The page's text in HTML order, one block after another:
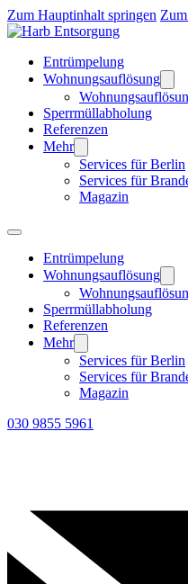
Zum Hauptinhalt springen
Entrümpelung
Wohnungsauflösung
Sperrmüllabholung
Referenzen
Mehr
Services für Berlin
Services für
Magazin
Entrümpelung
Wohnungsauflösung
Sperrmüllabholung
Referenzen
Mehr
Services für Berlin
Services für
Magazin
030 9855 5961